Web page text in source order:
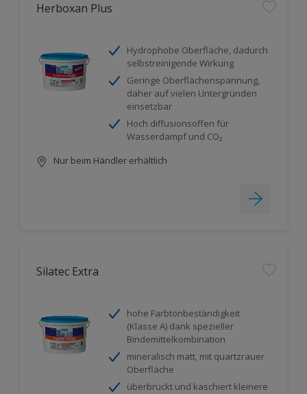
Herboxan Plus
Hydrophobe Oberfläche, dadurch
selbstreinigende Wirkung
Geringe Oberflächenspannung,
daher auf vielen Untergründen
einsetzbar
Hoch diffusionsoffen für
Wasserdampf und CO₂
Nur beim Händler erhältlich
Silatec Extra
hohe Farbtonbeständigkeit
(Klasse A) dank spezieller
Bindemittelkombination
mineralisch matt, mit quartzrauer
Oberfläche
überbrückt und kaschiert kleinere